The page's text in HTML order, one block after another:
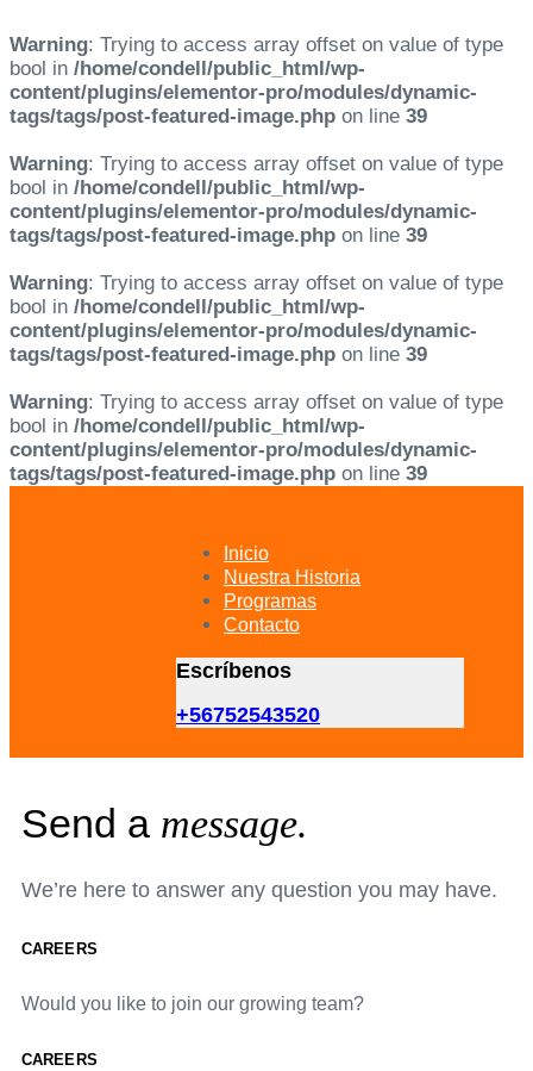
Warning: Trying to access array offset on value of type
bool in /home/condell/public_html/wp-
content/plugins/elementor-pro/modules/dynamic-
tags/tags/post-featured-image.php on line 39
Warning: Trying to access array offset on value of type
bool in /home/condell/public_html/wp-
content/plugins/elementor-pro/modules/dynamic-
tags/tags/post-featured-image.php on line 39
Warning: Trying to access array offset on value of type
bool in /home/condell/public_html/wp-
content/plugins/elementor-pro/modules/dynamic-
tags/tags/post-featured-image.php on line 39
Warning: Trying to access array offset on value of type
bool in /home/condell/public_html/wp-
content/plugins/elementor-pro/modules/dynamic-
tags/tags/post-featured-image.php on line 39
Inicio
Nuestra Historia
Programas
Contacto
Escríbenos
+56752543520
Send a message.
We’re here to answer any question you may have.
CAREERS
Would you like to join our growing team?
CAREERS